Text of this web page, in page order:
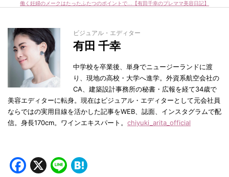
働く妊婦のメークはたったふたつのポイントで…【有田千幸のプレママ美容日記】
ビジュアル・エディター
有田 千幸
中学校を卒業後、単身でニュージーランドに渡
り、現地の高校・大学へ進学。外資系航空会社の
CA、建築設計事務所の秘書・広報を経て34歳で
美容エディターに転身。現在はビジュアル・エディターとして元会社員
ならではの実用目線を活かした記事をWEB、誌面、インスタグラムで配
信。身長170cm。ワインエキスパート。 chiyuki_arita_official
Facebook
X Line